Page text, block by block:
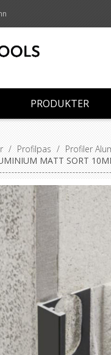
PRODUKTER
/ Profilpas / Profiler
MATT SORT